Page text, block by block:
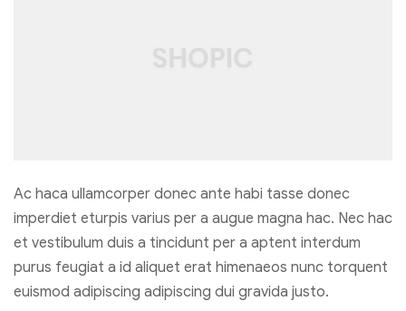
Ac haca ullamcorper donec ante habi tasse donec
imperdiet eturpis varius per a augue magna hac. Nec hac
et vestibulum duis a tincidunt per a aptent interdum
purus feugiat a id aliquet erat himenaeos nunc torquent
euismod adipiscing adipiscing dui gravida justo.